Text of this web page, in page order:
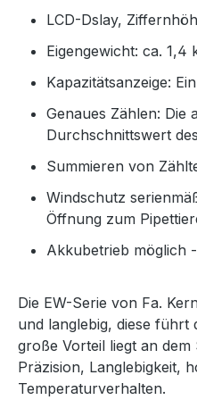
LCD-Dslay,
Eigengewicht: ca. 1,4
Kapazitätsanzeige:
Genaues Zählen: Die
Durchschnittswert
Summieren von
Windschutz
Öffnung zum
Akkubetrieb möglich
Die EW-Serie von Fa.
und langlebig, diese führt
große Vorteil liegt an dem
Präzision, Langlebigkeit,
Temperaturverhalten.